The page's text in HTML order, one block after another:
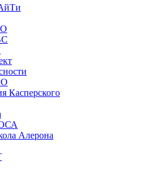
Касперского
Алерона